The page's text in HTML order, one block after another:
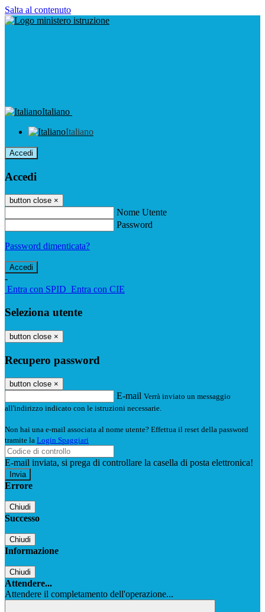
Salta al contenuto
Italiano
Italiano
Accedi
Accedi
button close ×
Nome Utente
Password
Password dimenticata?
-
Entra con SPID Entra con CIE
Seleziona utente
button close ×
Recupero password
button close ×
E-mail Verrà inviato un messaggio
all'indirizzo indicato con le istruzioni necessarie.
Non hai una e-mail associata al nome utente? Effettua il reset della password
tramite la Login Spaggiari
E-mail inviata, si prega di controllare la casella di posta elettronica!
Errore
Chiudi
Successo
Chiudi
Informazione
Chiudi
Attendere...
Attendere il completamento dell'operazione...